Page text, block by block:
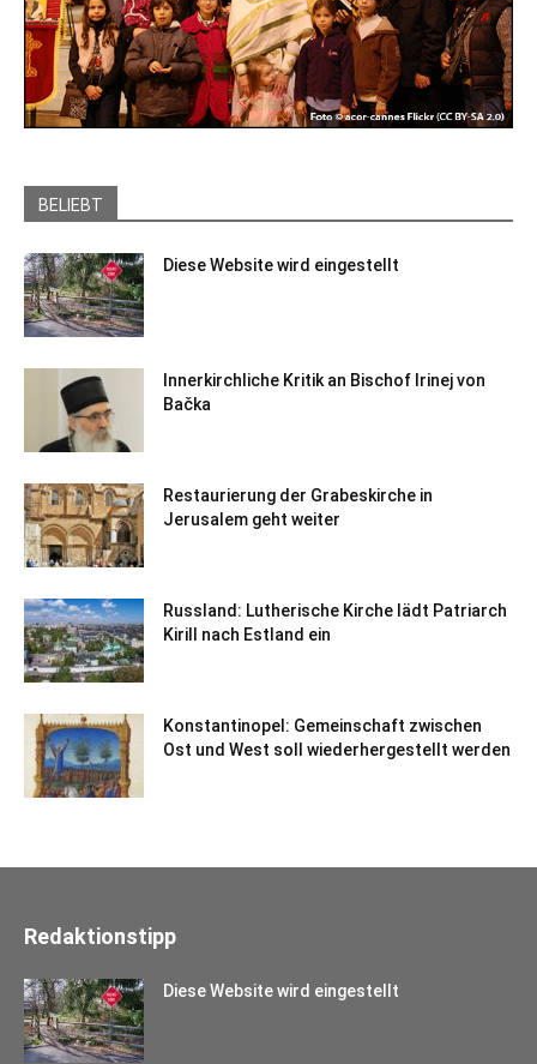
BELIEBT
Diese Website wird eingestellt
Innerkirchliche Kritik an Bischof Irinej von
Bačka
Restaurierung der Grabeskirche in
Jerusalem geht weiter
Russland: Lutherische Kirche lädt Patriarch
Kirill nach Estland ein
Konstantinopel: Gemeinschaft zwischen
Ost und West soll wiederhergestellt werden
Redaktionstipp
Diese Website wird eingestellt